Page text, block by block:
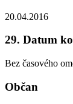
20.04.2016
29. Datum
Bez časového
Občan